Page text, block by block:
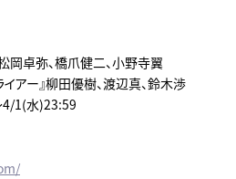
岡卓弥、橋爪健二、小野寺翼
アー』柳田優樹、渡辺真、鈴木渉
4/1(水)23:59